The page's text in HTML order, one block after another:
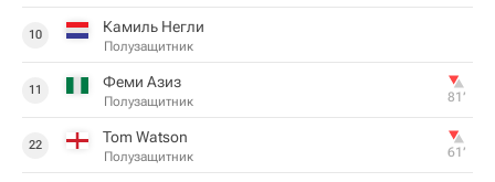
10 Камиль Негли
Полузащитник
11 Феми Азиз
Полузащитник 81‎’‎
22 Tom Watson
Полузащитник 61‎’‎